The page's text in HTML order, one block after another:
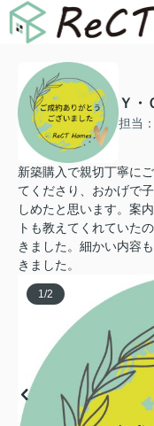
Ｙ・
担当
新築購入で親切丁寧に
てくださり、おかげで
しめたと思います。案
トも教えてくれていた
きました。細かい内容
きました。
1/2